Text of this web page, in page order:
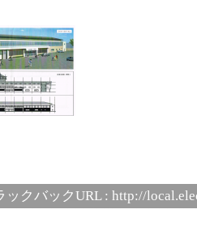
ックバックURL : http://